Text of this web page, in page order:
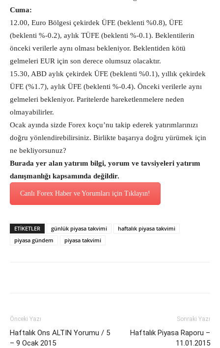
Cuma:
12.00, Euro Bölgesi çekirdek ÜFE (beklenti %0.8), ÜFE
(beklenti %-0.2), aylık TÜFE (beklenti %-0.1). Beklentilerin
önceki verilerle aynı olması bekleniyor. Beklentiden kötü
gelmeleri EUR için son derece olumsuz olacaktır.
15.30, ABD aylık çekirdek ÜFE (beklenti %0.1), yıllık çekirdek
ÜFE (%1.7), aylık ÜFE (beklenti %-0.4). Önceki verilerle aynı
gelmeleri bekleniyor. Paritelerde hareketlenmelere neden
olmayabilirler.
Ocak ayında sizde Forex koçu’nu takip ederek yatırımlarınızı
doğru yönlendirebilirsiniz. Birlikte başarıya doğru yürümek için
ne bekliyorsunuz?
Burada yer alan yatırım bilgi, yorum ve tavsiyeleri yatırım
danışmanlığı kapsamında değildir.
Canlı Forex Haber ve Yorumları için Tıklayın!
ETİKETLER günlük piyasa takvimi
haftalık piyasa takvimi
piyasa gündem
piyasa takvimi
Önceki Yazı
Haftalık Ons ALTIN Yorumu / 5
– 9 Ocak 2015
Sonraki Yazı
Haftalık Piyasa Raporu –
11.01.2015